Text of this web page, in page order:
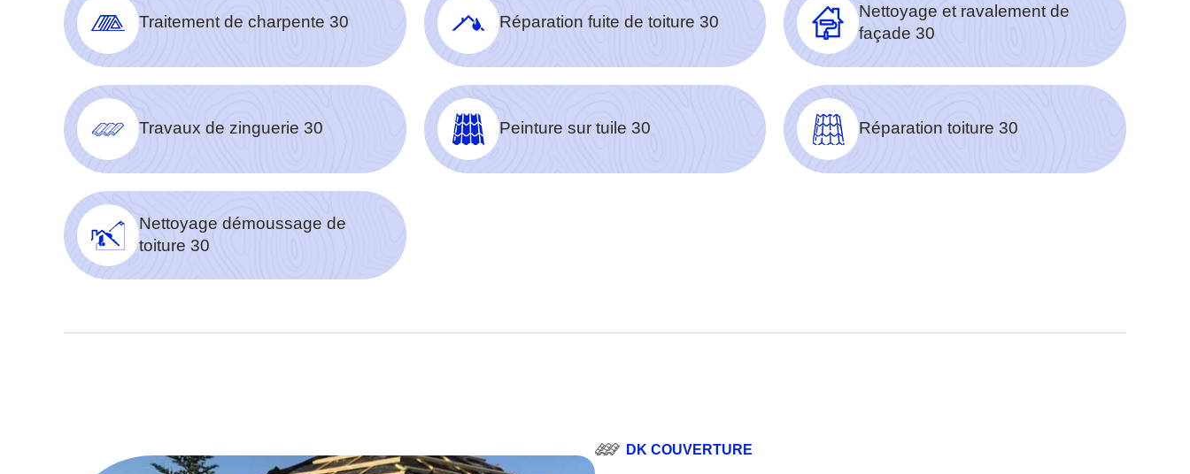
Traitement de charpente 30 Réparation fuite de toiture 30
Nettoyage et ravalement de
façade 30
Travaux de zinguerie 30 Peinture sur tuile 30 Réparation toiture 30
Nettoyage démoussage de
toiture 30
DK COUVERTURE